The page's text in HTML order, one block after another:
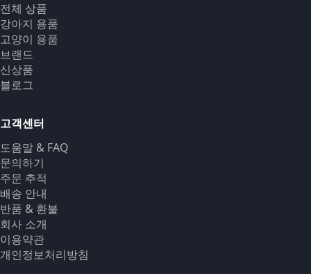
전체 상품
강아지 용품
고양이 용품
브랜드
신상품
블로그
고객센터
도움말 & FAQ
문의하기
주문 추적
배송 안내
반품 & 환불
회사 소개
이용약관
개인정보처리방침